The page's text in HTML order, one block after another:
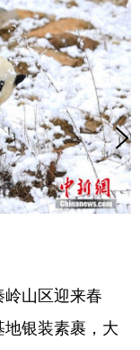
山区迎来春
银装素裹，大